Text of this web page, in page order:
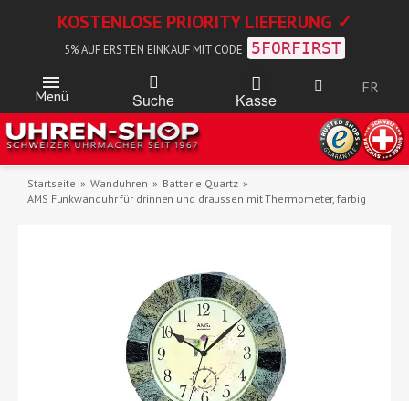
KOSTENLOSE PRIORITY LIEFERUNG ✓
5% AUF ERSTEN EINKAUF MIT CODE 5FORFIRST
Menü Suche Kasse
FR
Startseite Wanduhren
Batterie Quartz
AMS Funkwanduhr für drinnen und draussen mit Thermometer, farbig